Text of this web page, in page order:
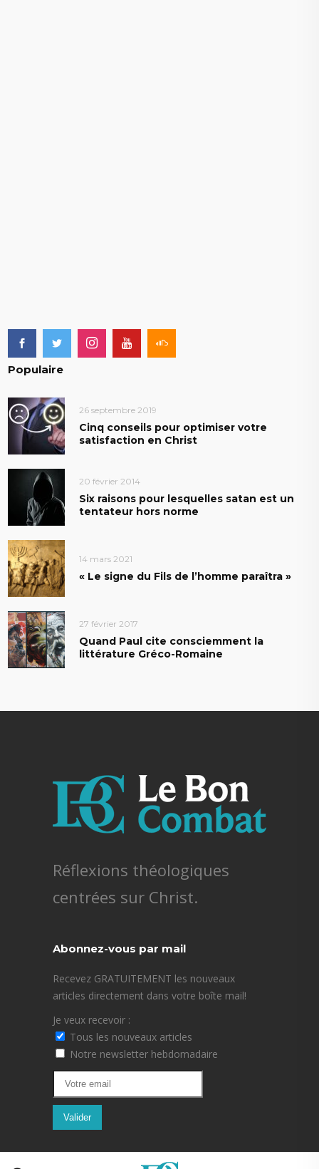
Populaire
26 septembre 2019
Cinq conseils pour optimiser votre
satisfaction en Christ
20 février 2014
Six raisons pour lesquelles satan est un
tentateur hors norme
14 mars 2021
« Le signe du Fils de l’homme paraîtra »
27 février 2017
Quand Paul cite consciemment la
littérature Gréco-Romaine
Réflexions théologiques
centrées sur Christ.
Abonnez-vous par mail
Recevez GRATUITEMENT les nouveaux
articles directement dans votre boîte mail!
Je veux recevoir :
Tous les nouveaux articles
Notre newsletter hebdomadaire